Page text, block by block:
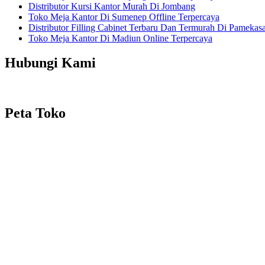
Distributor Kursi Kantor Murah Di Jombang
Toko Meja Kantor Di Sumenep Offline Terpercaya
Distributor Filling Cabinet Terbaru Dan Termurah Di
Toko Meja Kantor Di Madiun Online Terpercaya
Hubungi Kami
Peta Toko